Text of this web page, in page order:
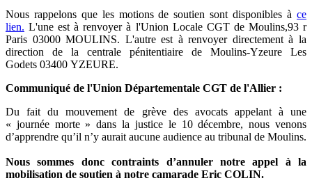
Nous rappelons que les motions de soutien sont disponibles à ce
lien. L'une est à renvoyer à l'Union Locale CGT de Moulins,93 r
Paris 03000 MOULINS. L'autre est à renvoyer directement à la
direction de la centrale pénitentiaire de Moulins-Yzeure Les
Godets 03400 YZEURE.
Communiqué de l'Union Départementale CGT de l'Allier :
Du fait du mouvement de grève des avocats appelant à une
« journée morte » dans la justice le 10 décembre, nous venons
d’apprendre qu’il n’y aurait aucune audience au tribunal de Moulins.
Nous sommes donc contraints d’annuler notre appel à la
mobilisation de soutien à notre camarade Eric COLIN.